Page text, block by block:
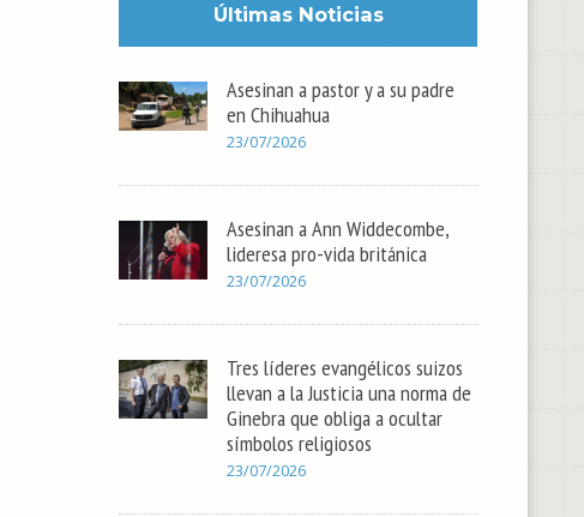
Últimas Noticias
Asesinan a pastor y a su padre
en Chihuahua
23/07/2026
Asesinan a Ann Widdecombe,
lideresa pro-vida británica
23/07/2026
Tres líderes evangélicos suizos
llevan a la Justicia una norma de
Ginebra que obliga a ocultar
símbolos religiosos
23/07/2026